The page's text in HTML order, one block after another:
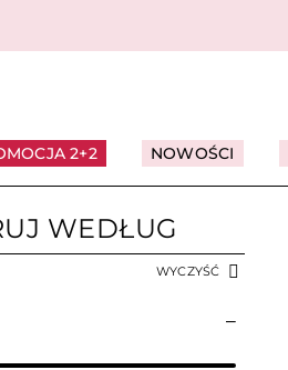
2+2 NOWOŚCI
WEDŁUG
WYCZYŚĆ